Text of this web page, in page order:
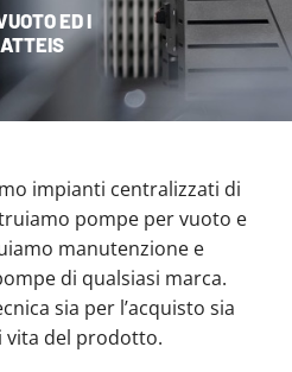
ED I
impianti centralizzati di
pompe per vuoto e
manutenzione e
di qualsiasi marca.
sia per l’acquisto sia
vita del prodotto.